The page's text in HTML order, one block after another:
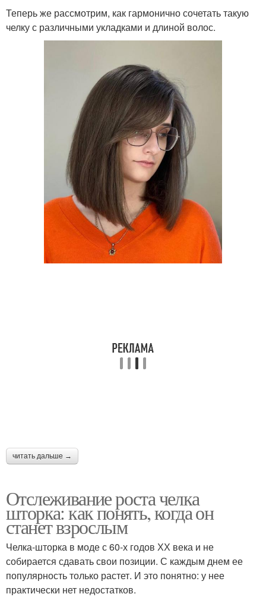
Теперь же рассмотрим, как гармонично сочетать такую
челку с различными укладками и длиной волос.
читать дальше →
Отслеживание роста челка
шторка: как понять, когда он
станет взрослым
Челка-шторка в моде с 60-х годов ХХ века и не
собирается сдавать свои позиции. С каждым днем ее
популярность только растет. И это понятно: у нее
практически нет недостатков.